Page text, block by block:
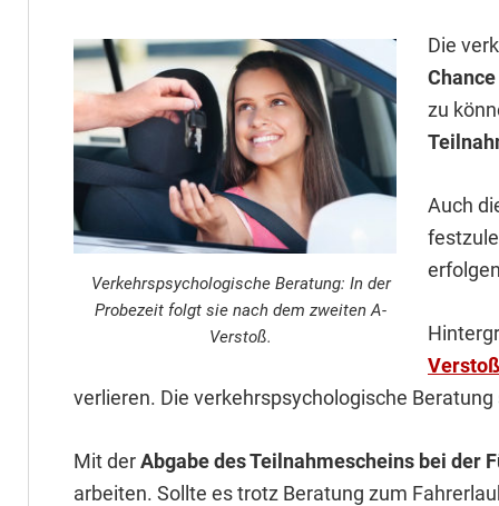
Verkehrspsychologische Beratung: In der
Probezeit folgt sie nach dem zweiten A-
Verstoß.
Die
zu
Auch
Verstoß
verlieren. Die verkehrspsychologische
Mit derAbgabe des Teilnahmescheins bei der
arbeiten. Sollte es trotz Beratung zum